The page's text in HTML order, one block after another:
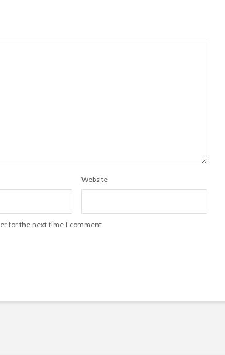
Website
for the next time I comment.